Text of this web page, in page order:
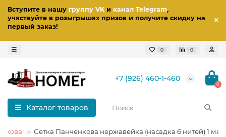
Вступите в нашу группу VKи канал Telegram,
участвуйте в розыгрышах призов и получите скидку на
первый заказ!
0 0
+7 (926) 460-1-460
0
Каталог товаров
Сетка Панченкова нержавейка (насадка 6 нитей) 1